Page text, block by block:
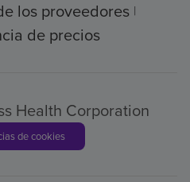
los proveedores
de precios
Health Corporation
de cookies